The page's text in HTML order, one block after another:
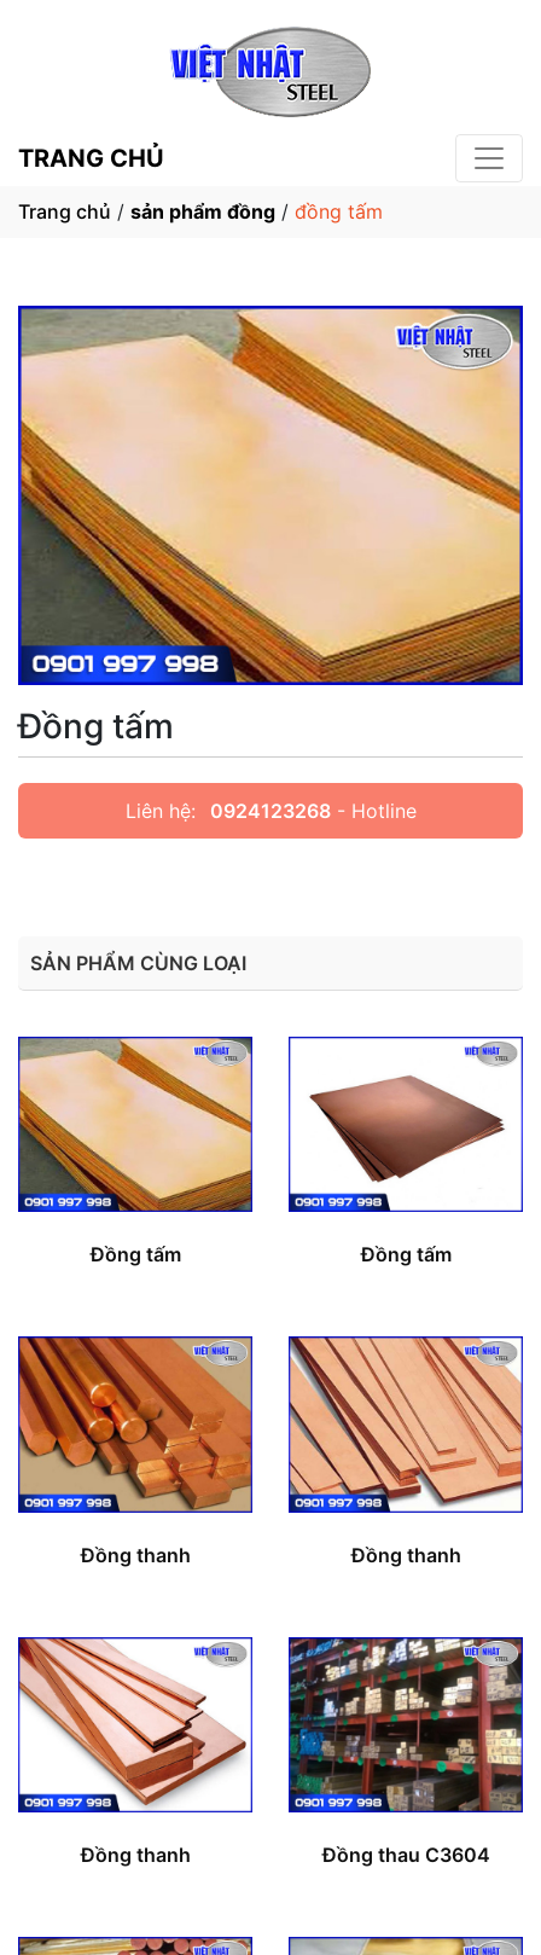
TRANG CHỦ
Trang chủ / sản phẩm đồng / đồng tấm
Đồng tấm
Liên hệ: 0924123268- Hotline
SẢN PHẨM CÙNG LOẠI
Đồng tấm Đồng tấm
Đồng thanh Đồng thanh
Đồng thanh Đồng thau C3604